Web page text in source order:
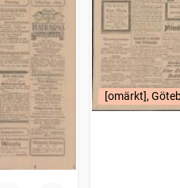
[omärkt],